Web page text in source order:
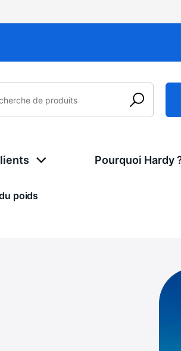
Pourquoi Hardy
poids